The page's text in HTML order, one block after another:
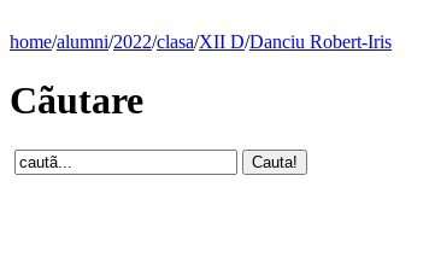
home/alumni/2022/clasa/XII D/Danciu Robert-Iris
Cãutare